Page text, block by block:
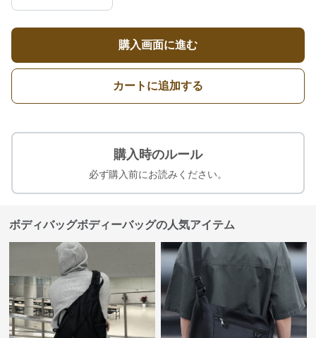
購入画面に進む
カートに追加する
購入時のルール
必ず購入前にお読みください。
ボディバッグボディーバッグの人気アイテム